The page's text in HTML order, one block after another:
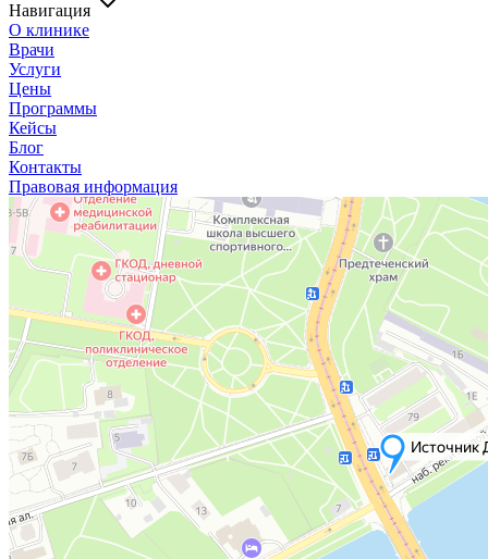
Навигация
О клинике
Врачи
Услуги
Цены
Программы
Кейсы
Блог
Контакты
Правовая информация